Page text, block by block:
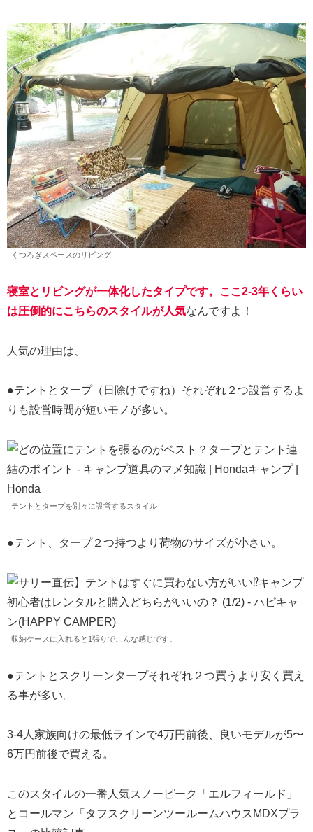
くつろぎスペースのリビング
寝室とリビングが一体化したタイプです。ここ2-3年くらい
は圧倒的にこちらのスタイルが人気なんですよ！
人気の理由は、
●テントとタープ（日除けですね）それぞれ２つ設営するよ
りも設営時間が短いモノが多い。
テントとタープを別々に設営するスタイル
●テント、タープ２つ持つより荷物のサイズが小さい。
収納ケースに入れると1張りでこんな感じです。
●テントとスクリーンタープそれぞれ２つ買うより安く買え
る事が多い。
3-4人家族向けの最低ラインで4万円前後、良いモデルが5〜
6万円前後で買える。
このスタイルの一番人気スノーピーク「エルフィールド」
とコールマン「タフスクリーンツールームハウスMDXプラ